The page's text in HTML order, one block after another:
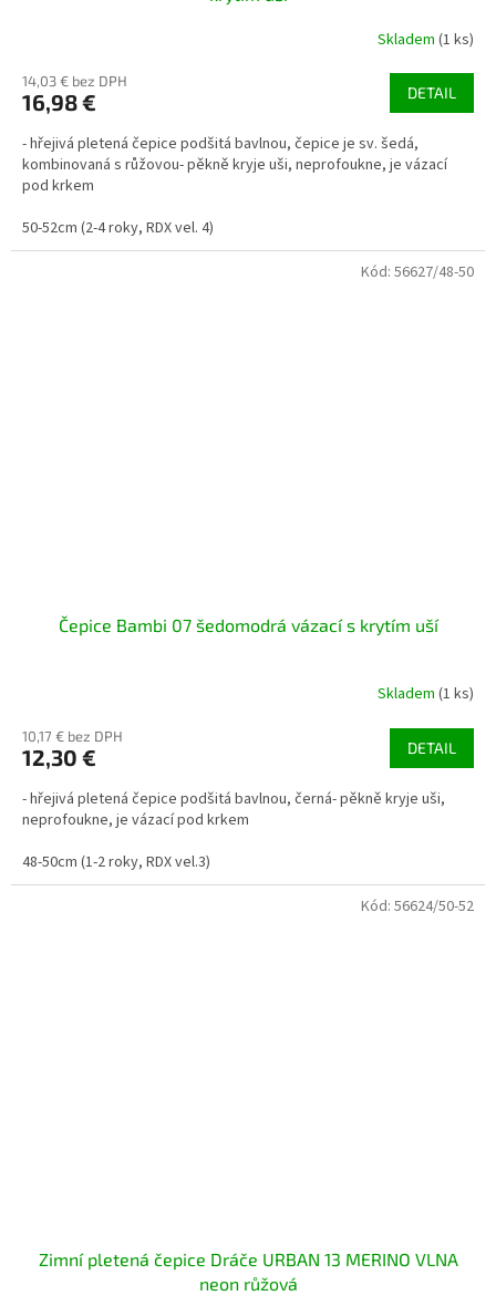
Skladem (1 ks)
14,03 € bez DPH
16,98 € DETAIL
- hřejivá pletená čepice podšitá bavlnou, čepice je sv. šedá,
kombinovaná s růžovou- pěkně kryje uši, neprofoukne, je vázací
pod krkem
50-52cm (2-4 roky, RDX vel. 4)
Čepice Bambi 07 šedomodrá vázací s krytím uší
Skladem (1 ks)
10,17 € bez DPH
12,30 € DETAIL
- hřejivá pletená čepice podšitá bavlnou, černá- pěkně kryje uši,
neprofoukne, je vázací pod krkem
48-50cm (1-2 roky, RDX vel.3)
Kód: 56627/48-50
Zimní pletená čepice Dráče URBAN 13 MERINO VLNA
neon růžová
Kód: 56624/50-52